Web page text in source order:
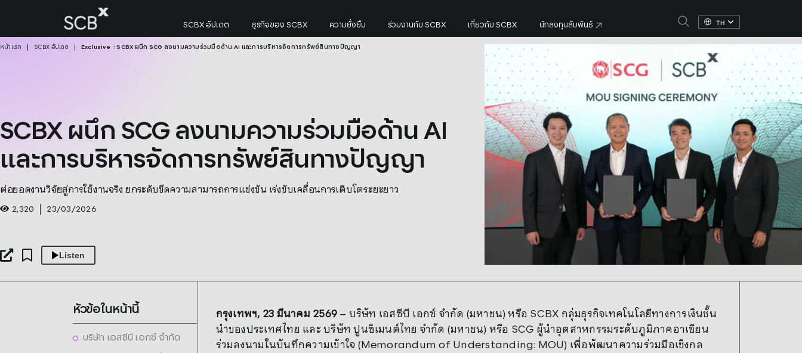
content
SCBX อัปเดต ธุรกิจของ SCBX ความยั่งยืน ร่วมงานกับ SCBX เกี่ยวกับ SCBX นักลงทุนสัมพันธ์ TH
ผนึก SCG ลงนามความร่วมมือด้าน AI และการบริหารจัดการทรัพย์สินทางปัญญา
หน้าแรก SCBX อัปเดต Exclusive : SCBX ผนึก SCG ลงนามความร่วมมือด้าน AI และการบริหารจัดการทรัพย์สินทางปัญญา
SCBX ผนึก SCG ลงนามความร่วมมือด้าน AI
และการบริหารจัดการทรัพย์สินทางปัญญา
ต่อยอดงานวิจัยสู่การใช้งานจริง ยกระดับขีดความสามารถการแข่งขัน เร่งขับเคลื่อนการเติบโตระยะยาว
2,320 23/03/2026
Listen
หัวข้อในหน้านี้
บริษัท เอสซีบี เอกซ์ จำกัด
กรุงเทพฯ, 23 มีนาคม 2569 – บริษัท เอสซีบี เอกซ์ จำกัด (มหาชน) หรือ SCBX กลุ่มธุรกิจเทคโนโลยีทางการเงินชั้น
นำของประเทศไทย และ บริษัท ปูนซิเมนต์ไทย จำกัด (มหาชน) หรือ SCG ผู้นำอุตสาหกรรมระดับภูมิภาคอาเซียน
ร่วมลงนามในบันทึกความเข้าใจ (Memorandum of Understanding: MOU) เพื่อพัฒนาความร่วมมือเชิงกล